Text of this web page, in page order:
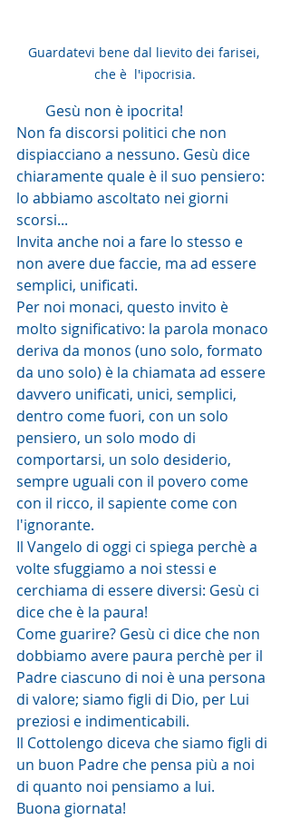
Guardatevi bene dal lievito dei farisei,
che è  l'ipocrisia.
        Gesù non è ipocrita!
Non fa discorsi politici che non
dispiacciano a nessuno. Gesù dice
chiaramente quale è il suo pensiero:
lo abbiamo ascoltato nei giorni
scorsi...
Invita anche noi a fare lo stesso e
non avere due faccie, ma ad essere
semplici, unificati.
Per noi monaci, questo invito è
molto significativo: la parola monaco
deriva da monos (uno solo, formato
da uno solo) è la chiamata ad essere
davvero unificati, unici, semplici,
dentro come fuori, con un solo
pensiero, un solo modo di
comportarsi, un solo desiderio,
sempre uguali con il povero come
con il ricco, il sapiente come con
l'ignorante.
Il Vangelo di oggi ci spiega perchè a
volte sfuggiamo a noi stessi e
cerchiama di essere diversi: Gesù ci
dice che è la paura!
Come guarire? Gesù ci dice che non
dobbiamo avere paura perchè per il
Padre ciascuno di noi è una persona
di valore; siamo figli di Dio, per Lui
preziosi e indimenticabili.
Il Cottolengo diceva che siamo figli di
un buon Padre che pensa più a noi
di quanto noi pensiamo a lui.
Buona giornata!